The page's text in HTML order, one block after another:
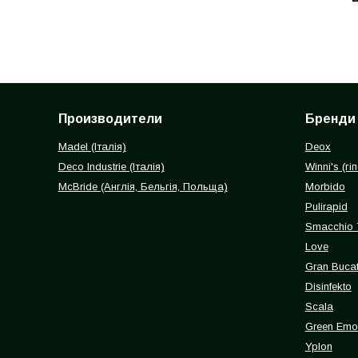
Производители
Madel (Італія)
Deco Industrie (Італія)
McBride (Англія, Бельгія, Польща)
Бренди
Deox
Winni's
Morbido
Pulirapid
Smacchio
Love
Gran
Disinfekto
Scala
Green
Yplon